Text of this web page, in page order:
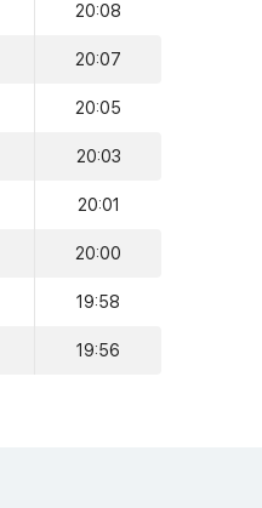
20:08
20:07
20:05
20:03
20:01
20:00
19:58
19:56